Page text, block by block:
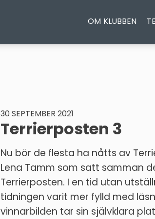
OM KLUBBEN
30 SEPTEMBER 2021
Terrierposten 3
Nu bör de flesta ha nåtts av
Lena Tamm som satt samman
Terrierposten. I en tid utan
tidningen varit mer fylld med
vinnarbilden tar sin självklara